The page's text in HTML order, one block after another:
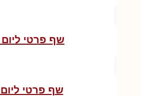
שף פרטי
שף פרטי